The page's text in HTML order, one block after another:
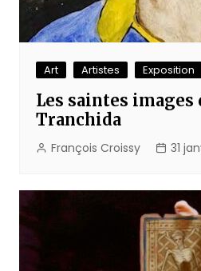
Art Artistes Exposition
Les saintes images
Tranchida
François Croissy 31